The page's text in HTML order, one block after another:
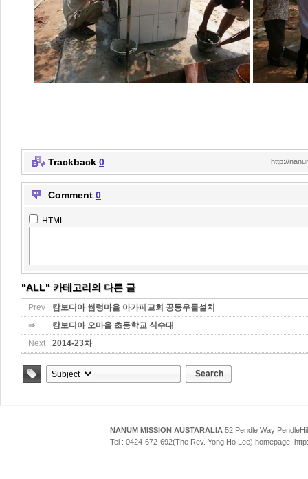
Trackback 0 http://
Comment 0
HTML
"ALL" 카테고리의 다른 글
Prev
캄보디아 썸렁마을 아가페교회 공동우물설치
⇒
캄보디아 오마을 초등학교 식수대
Next
2014-23차
Search
NANUM MISSION AUSTARALIA 52 Pendle Way
Tel : 0424-672-692(The Rev. Yong Ho Lee) homepage: